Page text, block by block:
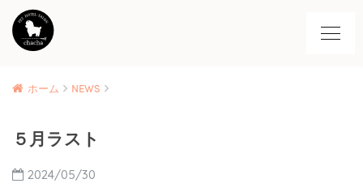
ホーム NEWS
５月ラスト
2024/05/30